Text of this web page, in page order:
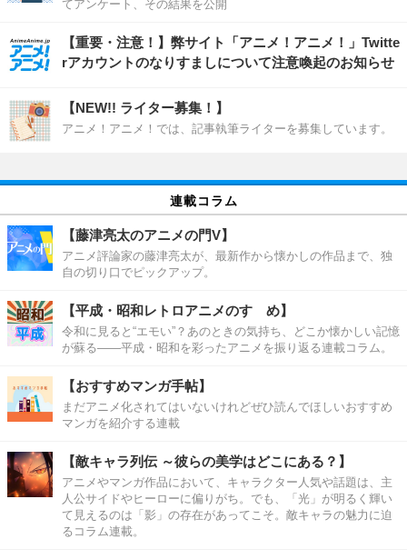
てアンケート、その結果を公開
【重要・注意！】弊サイト「アニメ！アニメ！」Twitte
rアカウントのなりすましについて注意喚起のお知らせ
【NEW!! ライター募集！】
アニメ！アニメ！では、記事執筆ライターを募集しています。
連載コラム
【藤津亮太のアニメの門V】
アニメ評論家の藤津亮太が、最新作から懐かしの作品まで、独
自の切り口でピックアップ。
【平成・昭和レトロアニメのすゝめ】
令和に見ると“エモい”？あのときの気持ち、どこか懐かしい記憶
が蘇る――平成・昭和を彩ったアニメを振り返る連載コラム。
【おすすめマンガ手帖】
まだアニメ化されてはいないけれどぜひ読んでほしいおすすめ
マンガを紹介する連載
【敵キャラ列伝 ～彼らの美学はどこにある？】
アニメやマンガ作品において、キャラクター人気や話題は、主
人公サイドやヒーローに偏りがち。でも、「光」が明るく輝い
て見えるのは「影」の存在があってこそ。敵キャラの魅力に迫
るコラム連載。